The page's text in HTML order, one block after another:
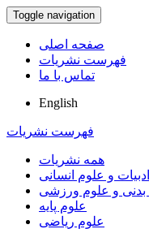
Toggle navigation
صفحه اصلی
فهرست نشریات
تماس با ما
English
فهرست نشریات
همه نشریات
ادبیات و علوم انسانی
بدنی و علوم ورزشی
علوم پایه
علوم ریاضی